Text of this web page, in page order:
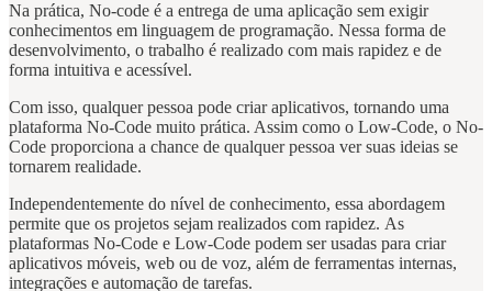
Na prática, No-code é a entrega de uma aplicação sem exigir
conhecimentos em linguagem de programação. Nessa forma de
desenvolvimento, o trabalho é realizado com mais rapidez e de
forma intuitiva e acessível.
Com isso, qualquer pessoa pode criar aplicativos, tornando uma
plataforma No-Code muito prática. Assim como o Low-Code, o No-
Code proporciona a chance de qualquer pessoa ver suas ideias se
tornarem realidade.
Independentemente do nível de conhecimento, essa abordagem
permite que os projetos sejam realizados com rapidez. As
plataformas No-Code e Low-Code podem ser usadas para criar
aplicativos móveis, web ou de voz, além de ferramentas internas,
integrações e automação de tarefas.